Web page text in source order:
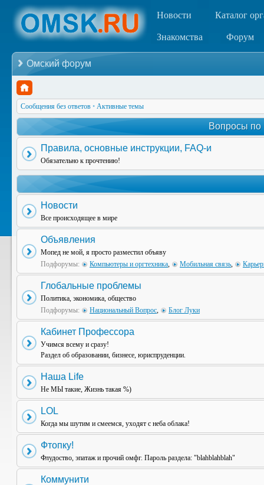
Новости Каталог
Знакомства Форум
Омский форум
Сообщения без ответов • Активные темы
Вопросы по
Правила, основные инструкции, FAQ-и
Обязательно к прочтению!
Новости
Все происходящее в мире
Объявления
Мопед не мой, я просто разместил объяву
Подфорумы:
Компьютеры и оргтехника, Мобильная связь,
Глобальные проблемы
Политика, экономика, общество
Подфорумы:
Национальный Вопрос, Блог Луки
Кабинет Профессора
Учимся всему и сразу!
Раздел об образовании, бизнесе, юриспруденции.
Наша Life
Не МЫ такие, Жизнь такая %)
LOL
Когда мы шутим и смеемся, уходят с неба облака!
Фтопку!
Флудоство, эпатаж и прочий омфг. Пароль раздела: "blahblahblah"
Коммунити